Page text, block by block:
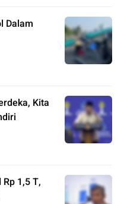
Dalam
Kita
1,5 T,